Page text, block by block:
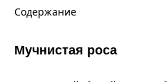
Содержание
Мучнистая роса